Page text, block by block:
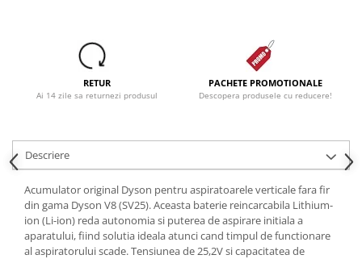
Ingrijire personala
Produse pentru copii
Scaune auto copii
Cuburi si caramizi
Seturi de constructie
IT&C
Imprimante
Produse curatare IT
RETUR
Ai 14 zile sa returnezi produsul
PACHETE PROMOTIONALE
Descopera produsele cu reducere!
Descriere
Acumulator original Dyson pentru aspiratoarele verticale fara fir
din gama Dyson V8 (SV25). Aceasta baterie reincarcabila Lithium-
ion (Li-ion) reda autonomia si puterea de aspirare initiala a
aparatului, fiind solutia ideala atunci cand timpul de functionare
al aspiratorului scade. Tensiunea de 25,2V si capacitatea de